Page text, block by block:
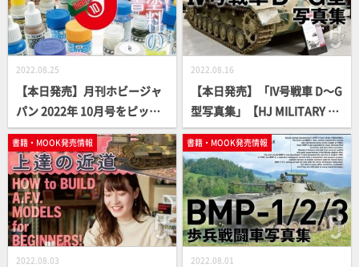
2022.08.25
【本日発売】月刊ホビージャ
パン 2022年 10月号をピック
アップ！
2022.08.16
【本日発売】「IV号戦車 D～G
型写真集」【HJ MILITARY P
HOTO ALBUM】
書籍・MOOK発売情報
2022.08.03
書籍・MOOK発売情報
2022.08.01